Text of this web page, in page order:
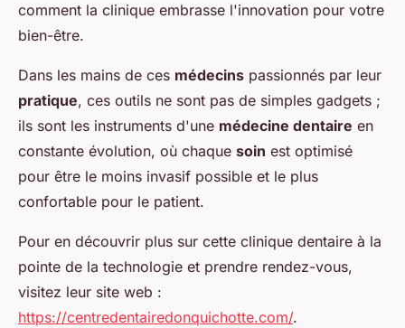
comment la clinique embrasse l'innovation pour votre
bien-être.
Dans les mains de ces médecins passionnés par leur
pratique, ces outils ne sont pas de simples gadgets ;
ils sont les instruments d'une médecine dentaire en
constante évolution, où chaque soin est optimisé
pour être le moins invasif possible et le plus
confortable pour le patient.
Pour en découvrir plus sur cette clinique dentaire à la
pointe de la technologie et prendre rendez-vous,
visitez leur site web :
https://centredentairedonquichotte.com/.